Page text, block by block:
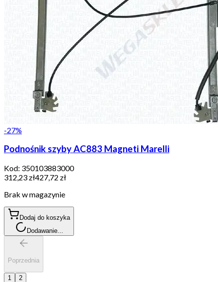
-27%
Podnośnik szyby AC883 Magneti Marelli
Kod: 350103883000
312,23 zł427,72 zł
Brak w magazynie
Dodaj do koszyka
Dodawanie...
Poprzednia
1 2